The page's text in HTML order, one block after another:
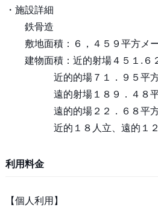
・施設詳細
鉄骨造
敷地面積：６，４５９平方メ
建物面積：近的射場４５１.６
近的的場７１．９５平方
遠的射場１８９．４８平
遠的的場２２．６８平方
近的１８人立、遠的１２
利用料金
【個人利用】